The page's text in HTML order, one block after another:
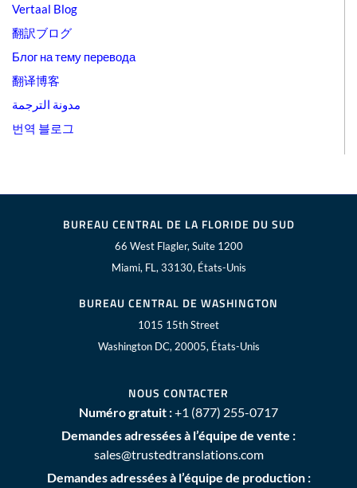
Vertaal Blog
翻訳ブログ
Блог на тему перевода
翻译博客
مدونة الترجمة
번역 블로그
BUREAU CENTRAL DE LA FLORIDE DU SUD
66 West Flagler, Suite 1200
Miami, FL, 33130, États-Unis
BUREAU CENTRAL DE WASHINGTON
1015 15th Street
Washington DC, 20005, États-Unis
NOUS CONTACTER
Numéro gratuit :+1 (877) 255-0717
Demandes adressées à l’équipe de vente :
sales@trustedtranslations.com
Demandes adressées à l’équipe de production :